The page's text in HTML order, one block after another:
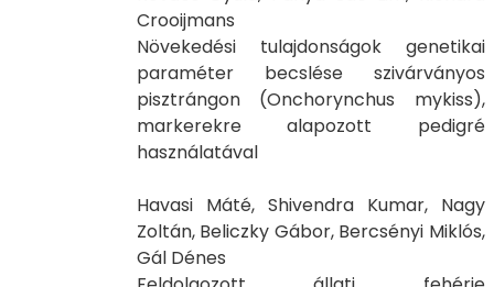
Crooijmans
Növekedési tulajdonságok genetikai
paraméter becslése szivárványos
pisztrángon (Onchorynchus mykiss),
markerekre alapozott pedigré
használatával
Havasi Máté, Shivendra Kumar, Nagy
Zoltán, Beliczky Gábor, Bercsényi Miklós,
Gál Dénes